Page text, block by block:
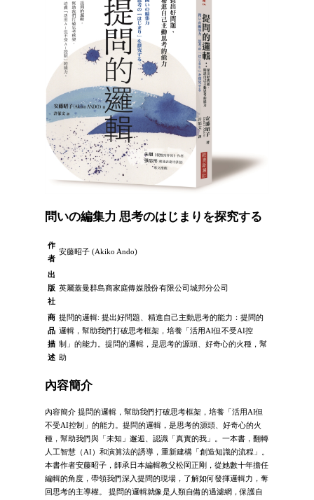
問いの編集力 思考のはじまりを探究する
作
者
安藤昭子 (Akiko Ando)
出
版
社
英屬蓋曼群島商家庭傳媒股份有限公司城邦分公司
商
品
描
述
提問的邏輯: 提出好問題、精進自己主動思考的能力：提問的
邏輯，幫助我們打破思考框架，培養「活用AI但不受AI控
制」的能力。提問的邏輯，是思考的源頭、好奇心的火種，幫
助
內容簡介
內容簡介 提問的邏輯，幫助我們打破思考框架，培養「活用AI但
不受AI控制」的能力。提問的邏輯，是思考的源頭、好奇心的火
種，幫助我們與「未知」邂逅、認識「真實的我」。一本書，翻轉
人工智慧（AI）和演算法的誘導，重新建構「創造知識的流程」。
本書作者安藤昭子，師承日本編輯教父松岡正剛，從她數十年擔任
編輯的角度，帶領我們深入提問的現場，了解如何發揮邏輯力，奪
回思考的主導權。 提問的邏輯就像是人類自備的過濾網，保護自